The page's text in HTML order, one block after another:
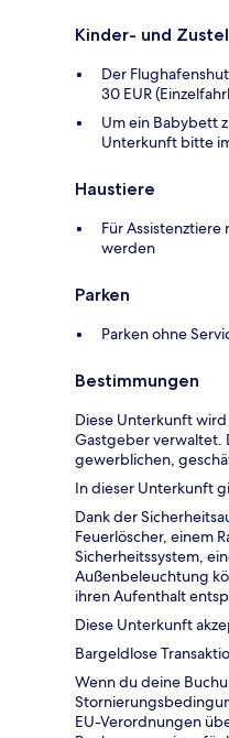
Kinder- und
Der
30 EUR
Um ein Babybett
Unterkunft bitte
Haustiere
Für
werden
Parken
Parken ohne
Bestimmungen
Diese Unterkunft
Gastgeber verwaltet.
gewerblichen,
In dieser Unterkunft
Dank der
Feuerlöscher, einem
Sicherheitssystem,
Außenbeleuchtung
ihren Aufenthalt
Diese Unterkunft
Bargeldlose
Wenn du deine
EU-Verordnungen